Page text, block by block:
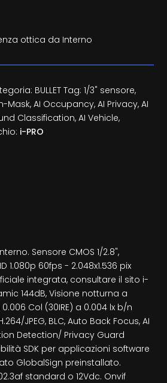
ottica da Interno
BULLET Tag: 1/3" sensore,
Mask,AI Occupancy,AI Privacy,AI
Classification,AI Vehicle,
i-PRO
Sensore CMOS 1/2.8",
1.080p 60fps - 2.048x1.536 pix
integrata, consultare il sito i-
144dB, Visione notturna a
Col (30IRE) a 0.004 lx b/n
JPEG, BLC, Auto Back Focus, AI
Detection/ Privacy Guard
SDK per applicazioni software
GlobalSign preinstallato.
standard o 12Vdc. Onvif